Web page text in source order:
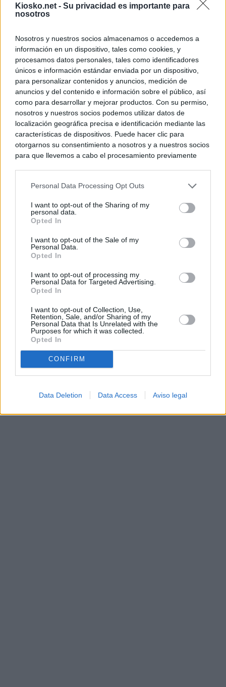
Kiosko.net - Su privacidad es importante para
nosotros
Nosotros y nuestros socios almacenamos o accedemos a
información en un dispositivo, tales como cookies, y
procesamos datos personales, tales como identificadores
únicos e información estándar enviada por un dispositivo,
para personalizar contenidos y anuncios, medición de
anuncios y del contenido e información sobre el público, así
como para desarrollar y mejorar productos. Con su permiso,
nosotros y nuestros socios podemos utilizar datos de
localización geográfica precisa e identificación mediante las
características de dispositivos. Puede hacer clic para
otorgarnos su consentimiento a nosotros y a nuestros socios
para que llevemos a cabo el procesamiento previamente
negar su consentimiento. Tenga en cuenta que algún
de su consentimiento, pero usted tiene el derecho de
rechazar tal procesamiento. Sus preferencias se aplicarán
cualquier momento entrando de nuevo en este sitio web o
visitando nuestra política de privacidad.
Personal Data Processing Opt Outs
I want to opt-out of the Sharing of my
personal data.
Opted In
I want to opt-out of the Sale of my
Personal Data.
Opted In
I want to opt-out of processing my
Personal Data for Targeted Advertising.
Opted In
I want to opt-out of Collection, Use,
Retention, Sale, and/or Sharing of my
Personal Data that Is Unrelated with the
Purposes for which it was collected.
Opted In
CONFIRM
Data Deletion Data Access Aviso legal